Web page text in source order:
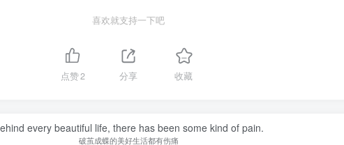
喜欢就支持一下吧
点赞2 分享 收藏
every beautiful life, there has been some kind of pain.
破茧成蝶的美好生活都有伤痛